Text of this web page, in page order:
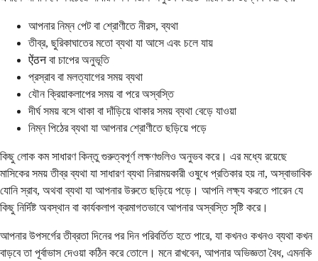
আপনার নিম্ন পেট বা শ্রোণীতে নীরস, ব্যথা
তীব্র, ছুরিকাঘাতের মতো ব্যথা যা আসে এবং চলে যায়
ऐंठन বা চাপের অনুভূতি
প্রস্রাব বা মলত্যাগের সময় ব্যথা
যৌন ক্রিয়াকলাপের সময় বা পরে অস্বস্তি
দীর্ঘ সময় বসে থাকা বা দাঁড়িয়ে থাকার সময় ব্যথা বেড়ে যাওয়া
নিম্ন পিঠের ব্যথা যা আপনার শ্রোণীতে ছড়িয়ে পড়ে
কিছু লোক কম সাধারণ কিন্তু গুরুত্বপূর্ণ লক্ষণগুলিও অনুভব করে। এর মধ্যে রয়েছে
মাসিকের সময় তীব্র ব্যথা যা সাধারণ ব্যথা নিরাময়কারী ওষুধে প্রতিকার হয় না, অস্বাভাবিক
যোনি স্রাব, অথবা ব্যথা যা আপনার উরুতে ছড়িয়ে পড়ে। আপনি লক্ষ্য করতে পারেন যে
কিছু নির্দিষ্ট অবস্থান বা কার্যকলাপ ক্রমাগতভাবে আপনার অস্বস্তি সৃষ্টি করে।
আপনার উপসর্গের তীব্রতা দিনের পর দিন পরিবর্তিত হতে পারে, যা কখনও কখনও ব্যথা কখন
বাড়বে তা পূর্বাভাস দেওয়া কঠিন করে তোলে। মনে রাখবেন, আপনার অভিজ্ঞতা বৈধ, এমনকি